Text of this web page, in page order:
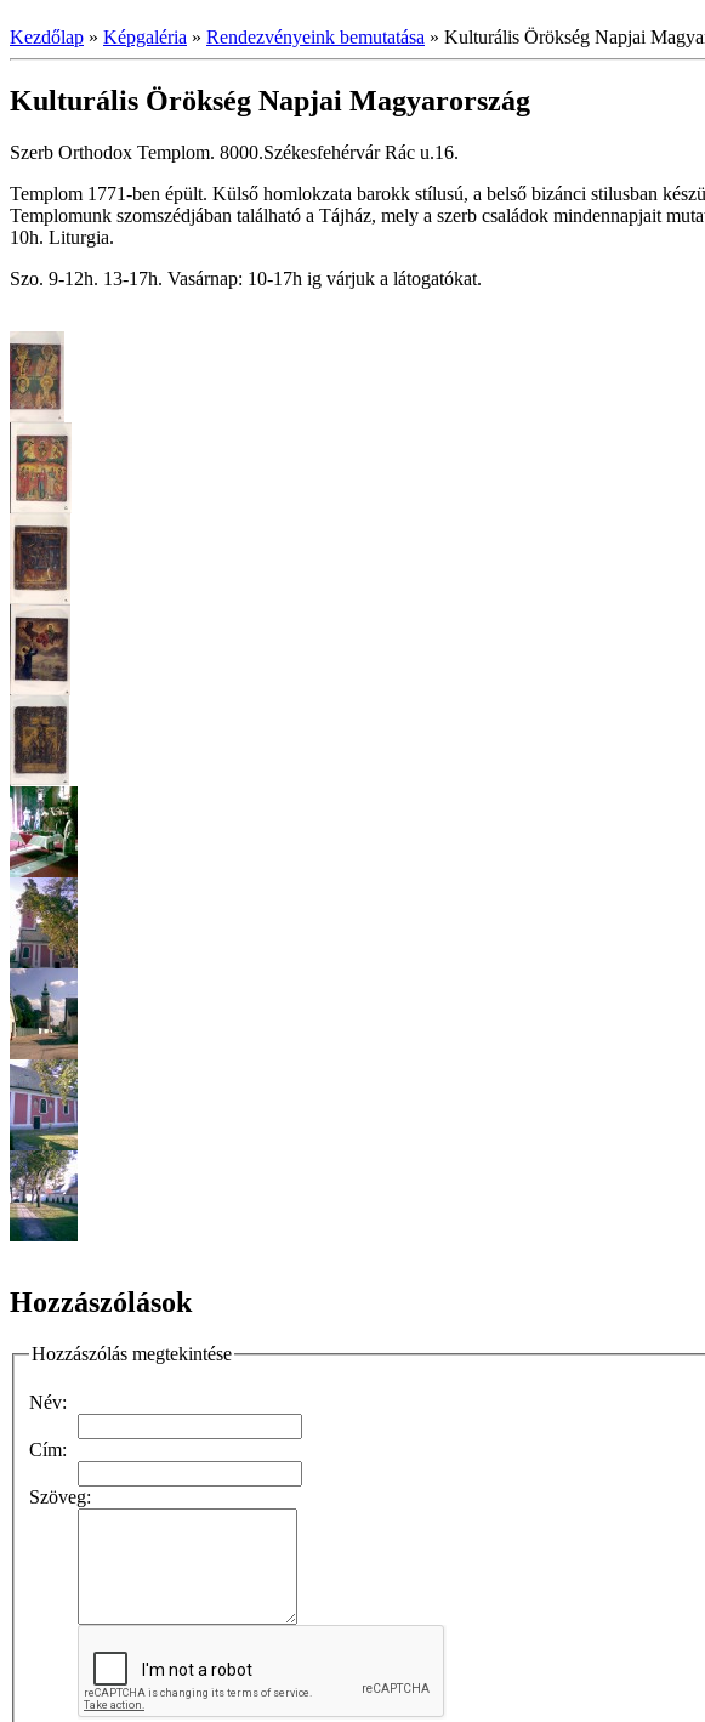
Kezdőlap » Képgaléria » Rendezvényeink bemutatása » Kulturális Örökség Napjai
Kulturális Örökség Napjai Magyarország
Szerb Orthodox Templom. 8000.Székesfehérvár Rác u.16.
Templom 1771-ben épült. Külső homlokzata barokk stílusú, a belső bizánci stilusban
Templomunk szomszédjában található a Tájház, mely a szerb családok mindennapjait
10h. Liturgia.
Szo. 9-12h. 13-17h. Vasárnap: 10-17h ig várjuk a látogatókat.
Hozzászólások
Hozzászólás megtekintése
Név:
Cím:
Szöveg: